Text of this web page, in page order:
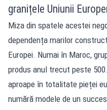
granițele Uniunii
Miza din spatele acestei
dependența marilor
Europei. Numai în Maroc,
produs anul trecut peste
aproape în totalitate pieței
numără modele de un